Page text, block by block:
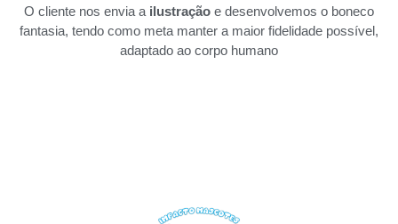
O cliente nos envia a ilustração e desenvolvemos o boneco
fantasia, tendo como meta manter a maior fidelidade possível,
adaptado ao corpo humano